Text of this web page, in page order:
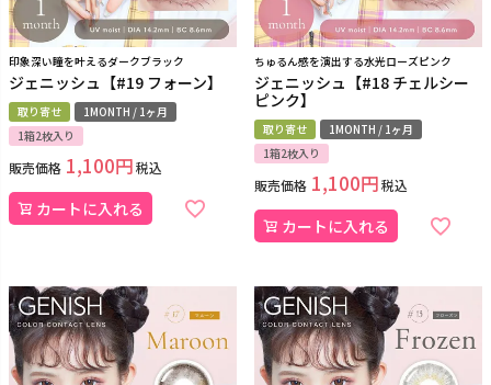
印象深い瞳を叶えるダークブラック
ジェニッシュ【#19 フォーン】
取り寄せ
1MONTH / 1ヶ月
1箱2枚入り
販売価格 1,100 税込
カートに入れる
ちゅるん感を演出する水光ローズピンク
ジェニッシュ【#18 チェルシー
ピンク】
取り寄せ
1MONTH / 1ヶ月
1箱2枚入り
販売価格 1,100 税込
カートに入れる